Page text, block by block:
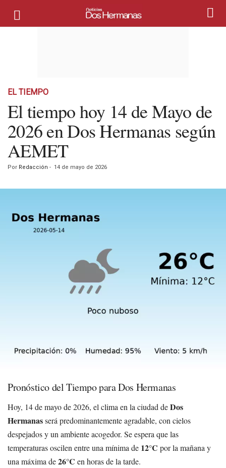
EL TIEMPO
El tiempo hoy 14 de Mayo de
2026 en Dos Hermanas según
AEMET
Por Redacción - 14 de mayo de 2026
Pronóstico del Tiempo para Dos Hermanas
Hoy, 14 de mayo de 2026, el clima en la ciudad deDos
Hermanasserá predominantemente agradable, con cielos
despejados y un ambiente acogedor. Se espera que las
temperaturas oscilen entre una mínima de 12°C por la mañana y
una máxima de26°C en horas de la tarde.